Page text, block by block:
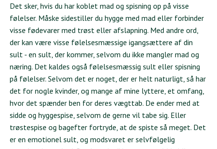
Det sker, hvis du har koblet mad og spisning op på visse
følelser. Måske sidestiller du hygge med mad eller forbinder
visse fødevarer med trøst eller afslapning. Med andre ord,
der kan være visse følelsesmæssige igangsættere af din
sult - en sult, der kommer, selvom du ikke mangler mad og
næring. Det kaldes også følelsesmæssig sult eller spisning
på følelser. Selvom det er noget, der er helt naturligt, så har
det for nogle kvinder, og mange af mine lyttere, et omfang,
hvor det spænder ben for deres vægttab. De ender med at
sidde og hyggespise, selvom de gerne vil tabe sig. Eller
trøstespise og bagefter fortryde, at de spiste så meget. Det
er en emotionel sult, og modsvaret er selvfølgelig